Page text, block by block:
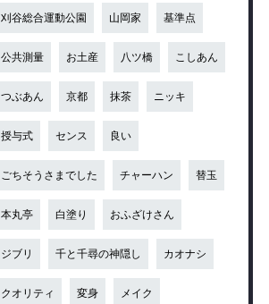
刈谷総合運動公園 山岡家 基準点
公共測量 お土産 八ツ橋 こしあん
つぶあん 京都 抹茶 ニッキ
授与式 センス 良い
ごちそうさまでした チャーハン 替玉
本丸亭 白塗り おふざけさん
ジブリ 千と千尋の神隠し カオナシ
クオリティ 変身 メイク